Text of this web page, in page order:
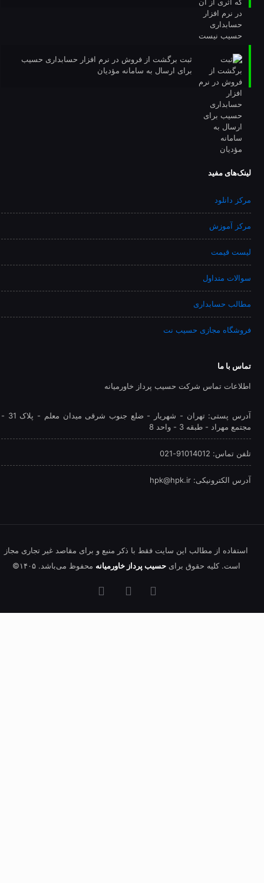
ثبت برگشت از فروش در نرم افزار حسابداری حسیب
برای ارسال به سامانه مؤدیان
لینک‌های مفید
مرکز دانلود
مرکز آموزش
لیست قیمت
سوالات متداول
مطالب حسابداری
فروشگاه مجازی حسیب نت
تماس با ما
اطلاعات تماس شرکت حسیب پرداز خاورمیانه
آدرس پستی: تهران - شهريار - ضلع جنوب شرقی میدان معلم - پلاک 31 -
مجتمع مهراد - طبقه 3 - واحد 8
تلفن‌ تماس: 91014012-021
آدرس الکترونیکی: hpk@hpk.ir
استفاده از مطالب این سایت فقط با ذکر منبع و برای مقاصد غیر تجاری مجاز
است. کلیه حقوق برایحسیب پرداز خاورمیانه محفوظ می‌باشد. ۱۴۰۵©